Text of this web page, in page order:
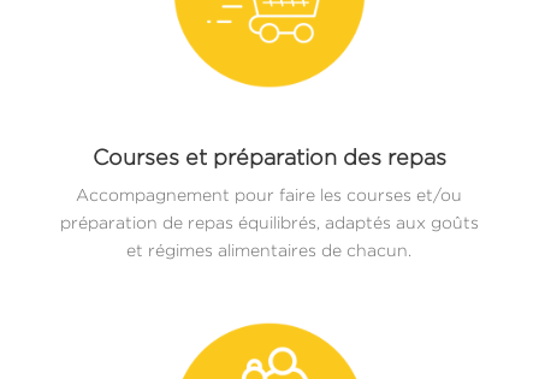
Courses et préparation des repas
Accompagnement pour faire les courses et/ou
préparation de repas équilibrés, adaptés aux goûts
et régimes alimentaires de chacun.